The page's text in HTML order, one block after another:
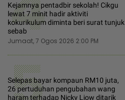
Kejamnya pentadbir sekolah! Cikgu
lewat 7 minit hadir aktiviti
kokurikulum diminta beri surat tunjuk
sebab
Jumaat, 7 Ogos 2026 2:00 PM
Selepas bayar kompaun RM10 juta,
26 pertuduhan pengubahan wang
haram terhadap Nicky Liow ditarik